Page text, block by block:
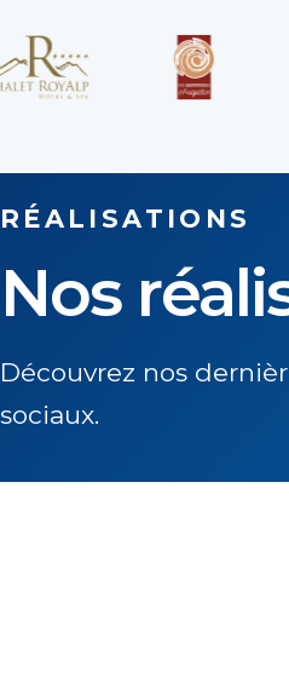
RÉALISATIONS
Nos
Découvrez nos
sociaux.